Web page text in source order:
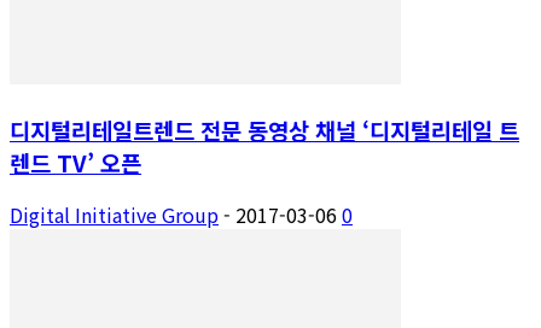
디지털리테일트렌드 전문 동영상 채널 ‘디지털리테일 트
렌드 TV’ 오픈
Digital Initiative Group- 2017-03-060